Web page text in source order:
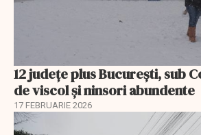
12 județe plus București, sub
de viscol și ninsori abundente
17 FEBRUARIE 2026